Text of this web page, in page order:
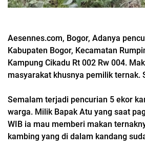
Aesennes.com, Bogor, Adanya
Kabupaten Bogor, Kecamatan
Kampung Cikadu Rt 002 Rw 004.
masyarakat khusnya pemilik ternak.
Semalam terjadi pencurian 5 ekor
warga. Milik Bapak Atu yang saat
WIB ia mau memberi makan
kambing yang di dalam kandang